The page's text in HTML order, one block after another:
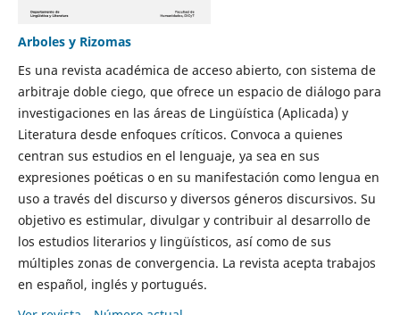
Arboles y Rizomas
Es una revista académica de acceso abierto, con sistema de
arbitraje doble ciego, que ofrece un espacio de diálogo para
investigaciones en las áreas de Lingüística (Aplicada) y
Literatura desde enfoques críticos. Convoca a quienes
centran sus estudios en el lenguaje, ya sea en sus
expresiones poéticas o en su manifestación como lengua en
uso a través del discurso y diversos géneros discursivos. Su
objetivo es estimular, divulgar y contribuir al desarrollo de
los estudios literarios y lingüísticos, así como de sus
múltiples zonas de convergencia. La revista acepta trabajos
en español, inglés y portugués.